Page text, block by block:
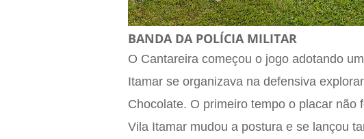
BANDA DA POLÍCIA MILITAR
O Cantareira começou o jogo adotando
Itamar se organizava na defensiva
Chocolate. O primeiro tempo o placar não
Vila Itamar mudou a postura e se lançou